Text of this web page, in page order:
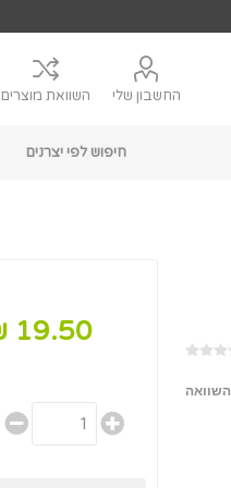
החשבון שלי השוואת מוצרים
חיפוש לפי יצרנים
19.50 ₪ ליחידה